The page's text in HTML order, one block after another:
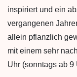
inspiriert und ein
vergangenen
allein pflanzlich
mit einem sehr
Uhr (sonntags ab 9